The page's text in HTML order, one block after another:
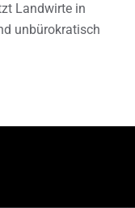
Landwirte in
unbürokratisch